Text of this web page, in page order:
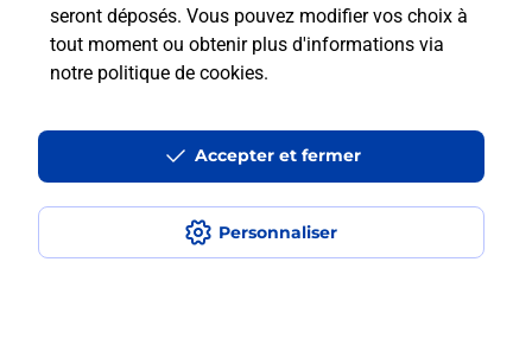
seront déposés. Vous pouvez modifier vos choix à
tout moment ou obtenir plus d'informations via
notre politique de cookies.
Personnaliser
Accepter et fermer
Accessibilité : partiellement conforme
Conditions contractuelles
Mentions légales